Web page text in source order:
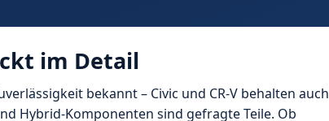
im Detail
bekannt – Civic und CR-V behalten auch
Hybrid-Komponenten sind gefragte Teile. Ob